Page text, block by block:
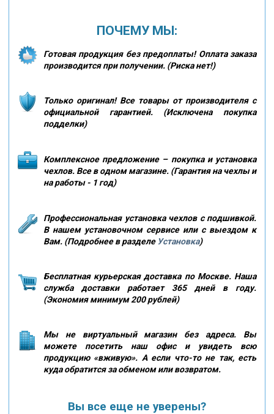
ПОЧЕМУ МЫ:
Готовая продукция без предоплаты! Оплата заказа
производится при получении. (Риска нет!)
Только оригинал! Все товары от производителя с
официальной гарантией. (Исключена покупка
подделки)
Комплексное предложение – покупка и установка
чехлов. Все в одном магазине. (Гарантия на чехлы и
на работы - 1 год)
Профессиональная установка чехлов с подшивкой.
В нашем установочном сервисе или с выездом к
Вам. (Подробнее в разделе Установка)
Бесплатная курьерская доставка по Москве. Наша
служба доставки работает 365 дней в году.
(Экономия минимум 200 рублей)
Мы не виртуальный магазин без адреса. Вы
можете посетить наш офис и увидеть всю
продукцию «вживую». А если что-то не так, есть
куда обратится за обменом или возвратом.
Вы все еще не уверены?